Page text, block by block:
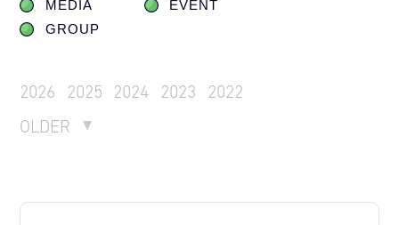
MEDIA
EVENT
GROUP
2026 2025 2024 2023
2022
OLDER